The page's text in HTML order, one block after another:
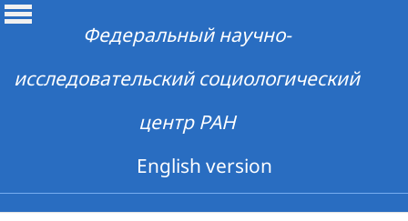
Федеральный научно-
исследовательский социологический
центр РАН
English version